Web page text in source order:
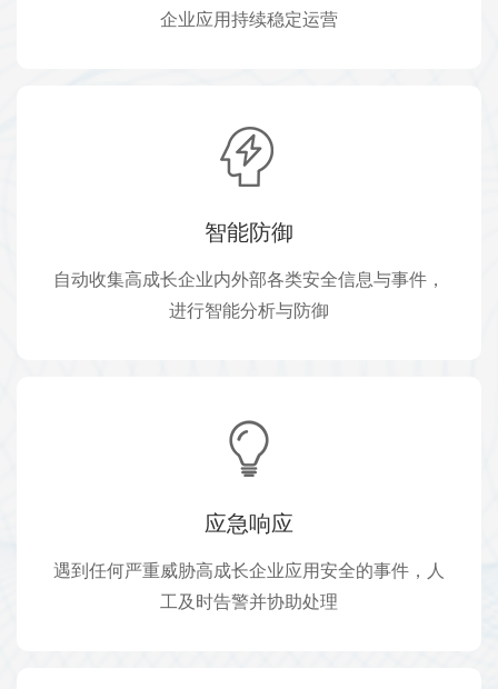
企业应用持续稳定运营
智能防御
自动收集高成长企业内外部各类安全信息与事件，
进行智能分析与防御
应急响应
遇到任何严重威胁高成长企业应用安全的事件，人
工及时告警并协助处理